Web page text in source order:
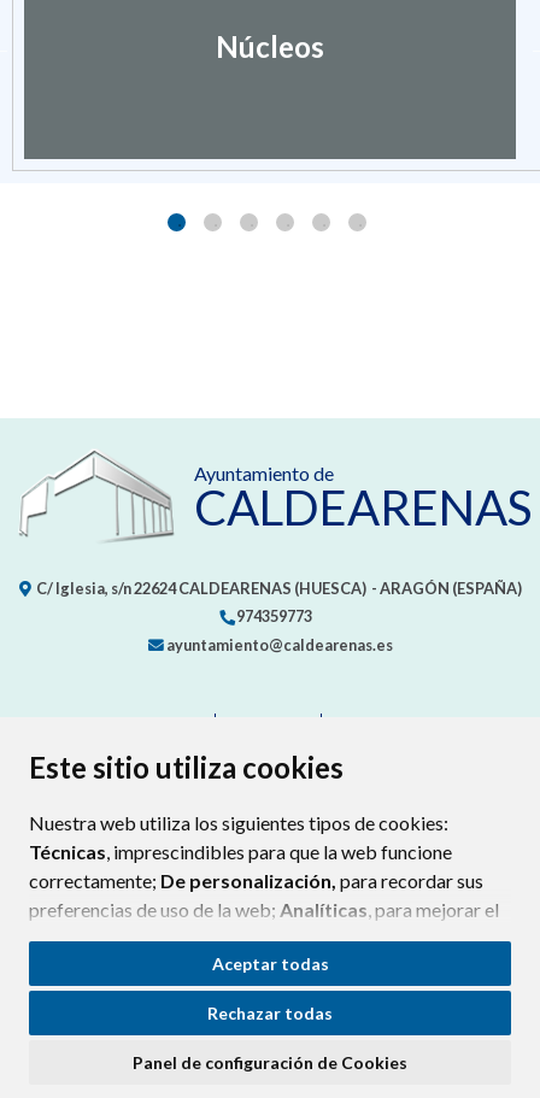
Este sitio utiliza cookies
Nuestra web utiliza los siguientes tipos de cookies:
Técnicas, imprescindibles para que la web funcione
correctamente; De personalización, para recordar sus
preferencias de uso de la web; Analíticas, para mejorar el
funcionamiento de la web y sus servicios.
Si acepta pulsando el botón“Aceptar todas”
consideramos que acepta su uso. Si pulsa el botón
ninguna acción, se guardarán las cookies técnicas
Aceptar todas
Rechazar todas
Panel de configuración de Cookies
Núcleos
Ayuntamiento de
CALDEARENAS
C/ Iglesia, s/n22624 CALDEARENAS (HUESCA) - ARAGÓN (ESPAÑA)
974359773
ayuntamiento@caldearenas.es
PROTECCIÓN DE DATOS
POLÍTICA DE COOKIES